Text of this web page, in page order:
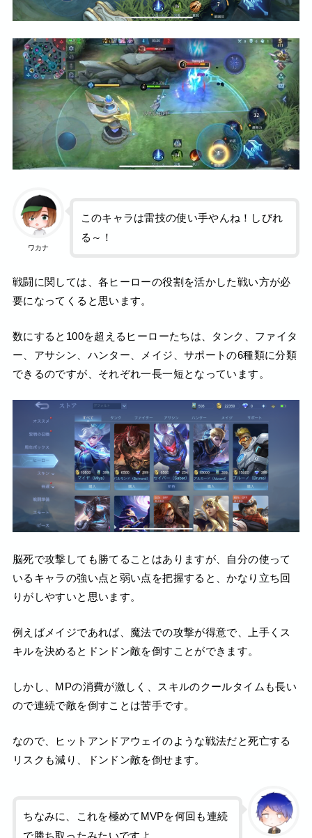
ワカナ
このキャラは雷技の使い手やんね！しびれ
る～！
戦闘に関しては、各ヒーローの役割を活かした戦い方が必
要になってくると思います。
数にすると100を超えるヒーローたちは、タンク、ファイタ
ー、アサシン、ハンター、メイジ、サポートの6種類に分類
できるのですが、それぞれ一長一短となっています。
脳死で攻撃しても勝てることはありますが、自分の使って
いるキャラの強い点と弱い点を把握すると、かなり立ち回
りがしやすいと思います。
例えばメイジであれば、魔法での攻撃が得意で、上手くス
キルを決めるとドンドン敵を倒すことができます。
しかし、MPの消費が激しく、スキルのクールタイムも長い
ので連続で敵を倒すことは苦手です。
なので、ヒットアンドアウェイのような戦法だと死亡する
リスクも減り、ドンドン敵を倒せます。
ちなみに、これを極めてMVPを何回も連続